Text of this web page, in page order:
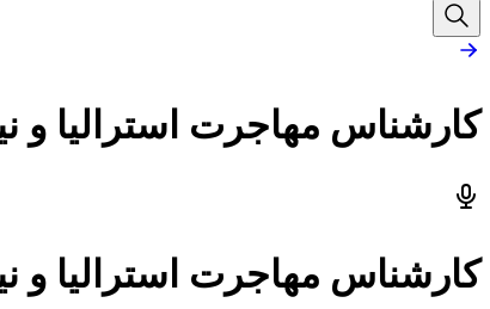
کارشناس مهاجرت استرالیا و
کارشناس مهاجرت استرالیا و